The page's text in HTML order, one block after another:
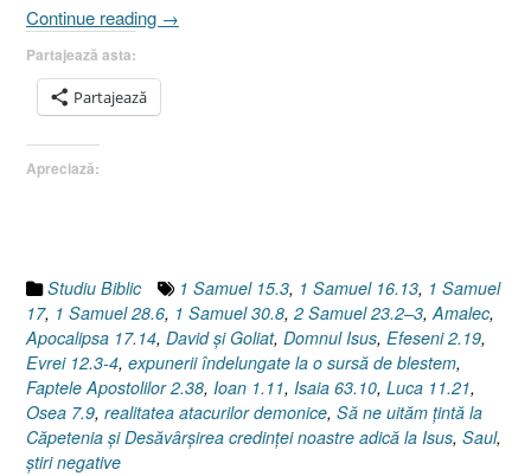
Continue reading „Blocaţi
[David
→
Partajează asta:
Partajează
Apreciază:
Studiu Biblic 1 Samuel 15.3, 1 Samuel 16.13, 1 Samuel
17, 1 Samuel 28.6, 1 Samuel 30.8, 2 Samuel 23.2–3,Amalec,
Apocalipsa 17.14, David şi Goliat, Domnul Isus, Efeseni 2.19,
Evrei 12.3-4, expunerii îndelungate la o sursă de blestem,
Faptele Apostolilor 2.38, Ioan 1.11, Isaia 63.10, Luca 11.21,
Osea 7.9, realitatea atacurilor demonice, Să ne uităm ţintă la
Căpetenia şi Desăvârşirea credinţei noastre adică la Isus, Saul,
ştiri negative